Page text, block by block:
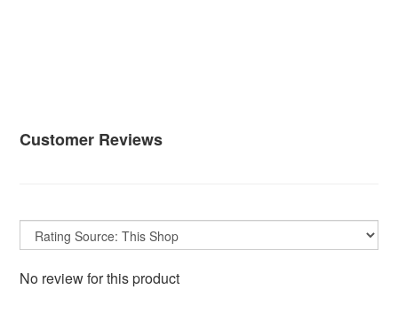
Customer Reviews
No review for this product